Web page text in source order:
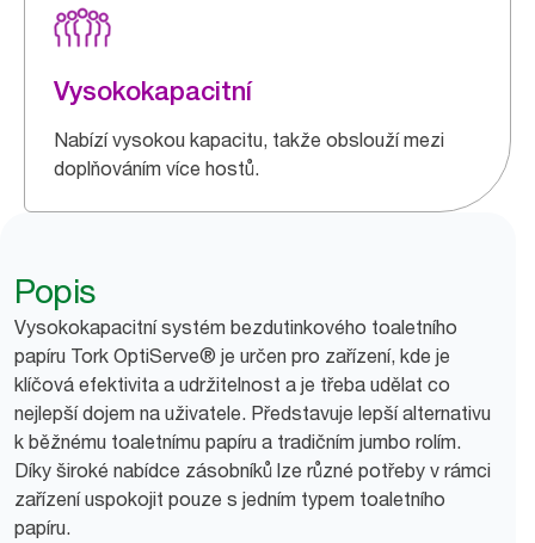
Vysokokapacitní
Nabízí vysokou kapacitu, takže obslouží mezi
doplňováním více hostů.
Popis
Vysokokapacitní systém bezdutinkového toaletního
papíru Tork OptiServe® je určen pro zařízení, kde je
klíčová efektivita a udržitelnost a je třeba udělat co
nejlepší dojem na uživatele. Představuje lepší alternativu
k běžnému toaletnímu papíru a tradičním jumbo rolím.
Díky široké nabídce zásobníků lze různé potřeby v rámci
zařízení uspokojit pouze s jedním typem toaletního
papíru.